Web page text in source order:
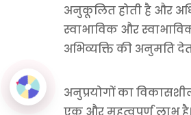
अनुकूलित होती है और
स्वाभाविक और
अभिव्यक्ति की अनुमति
अनुप्रयोगों का